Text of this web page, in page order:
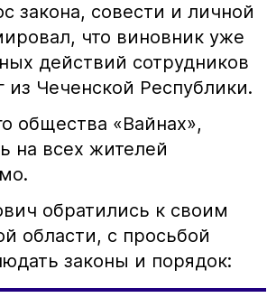
закона, совести и личной
что виновник уже
действий сотрудников
Чеченской Республики.
общества «Вайнах»,
на всех жителей
обратились к своим
области, с просьбой
законы и порядок: